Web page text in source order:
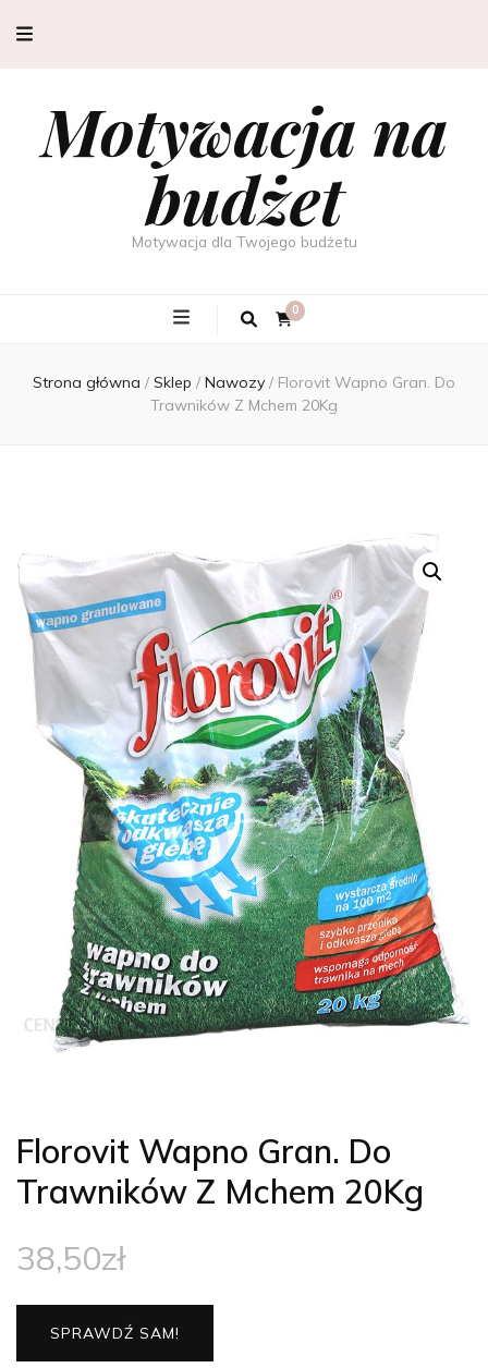
Motywacja na
budżet
Motywacja dla Twojego budżetu
0
Strona główna / Sklep / Nawozy / Florovit Wapno Gran. Do
Trawników Z Mchem 20Kg
Florovit Wapno Gran. Do
Trawników Z Mchem 20Kg
38,50zł
SPRAWDŹ SAM!